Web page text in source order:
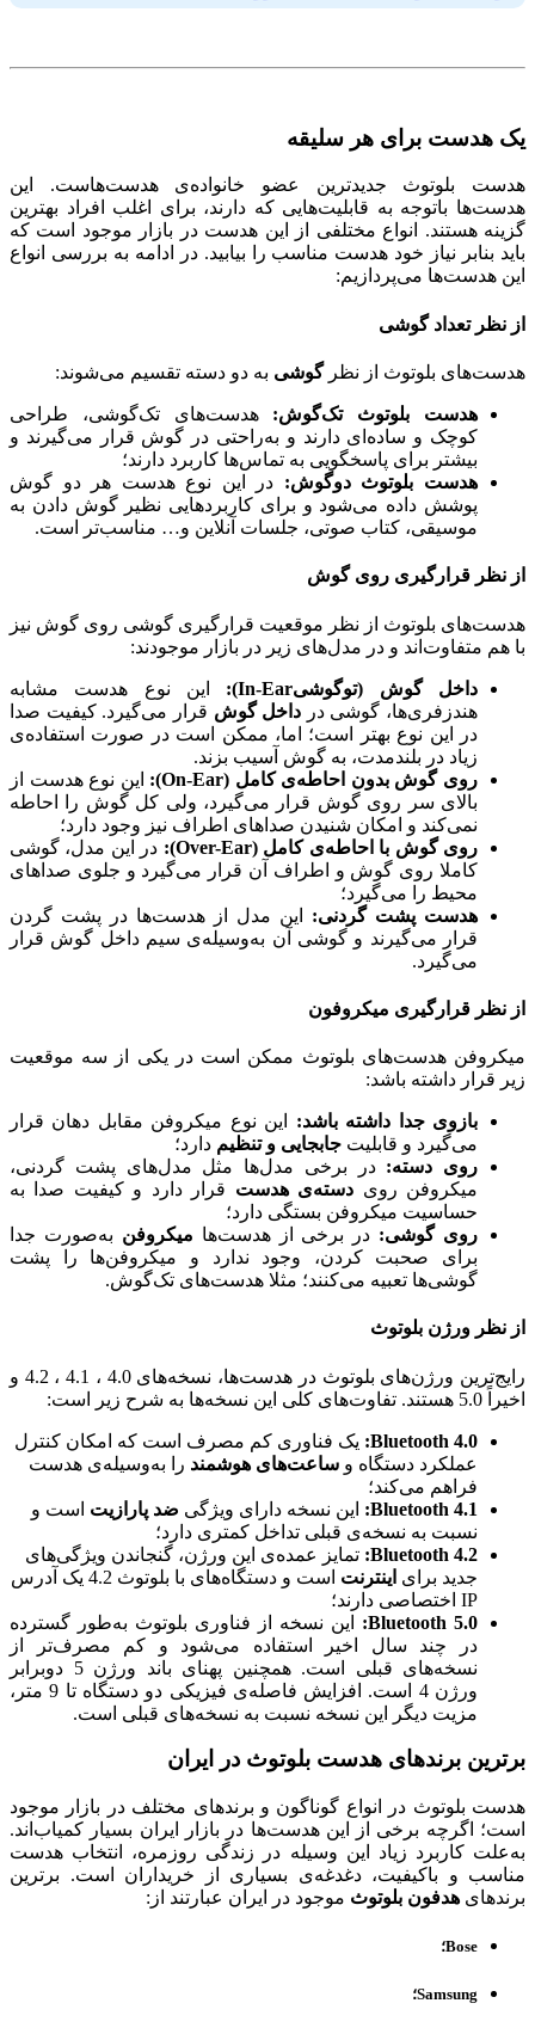
یک هدست برای هر سلیقه
هدست بلوتوث جدیدترین عضو خانواده‌ی هدست‌هاست. این
هدست‌ها باتوجه به قابلیت‌هایی که دارند، برای اغلب افراد بهترین
گزینه هستند. انواع مختلفی از این هدست در بازار موجود است که
باید بنابر نیاز خود هدست مناسب را بیابید. در ادامه به بررسی انواع
این هدست‌ها می‌پردازیم:
از نظر تعداد گوشی
هدست‌های بلوتوث از نظرگوشی به دو دسته تقسیم می‌شوند:
هدست بلوتوث تک‌گوش: هدست‌های تک‌گوشی، طراحی
کوچک و ساده‌ای دارند و به‌راحتی در گوش قرار می‌گیرند و
بیشتر برای پاسخگویی به تماس‌ها کاربرد دارند؛
هدست بلوتوث دوگوش: در این نوع هدست هر دو گوش
پوشش داده می‌شود و برای کاربردهایی نظیر گوش دادن به
موسیقی، کتاب صوتی، جلسات آنلاین و… مناسب‌تر است.
از نظر قرارگیری روی گوش
هدست‌های بلوتوث از نظر موقعیت قرارگیری گوشی روی گوش نیز
با هم متفاوت‌اند و در مدل‌های زیر در بازار موجودند:
داخل گوش (توگوشیIn-Ear):
این نوع هدست مشابه
هندزفری‌ها، گوشی در داخل گوش قرار می‌گیرد. کیفیت صدا
در این نوع بهتر است؛ اما، ممکن است در صورت استفاده‌ی
زیاد در بلندمدت، به گوش آسیب بزند.
روی گوش بدون احاطه‌ی کامل (On-Ear):
این نوع هدست از
بالای سر روی گوش قرار می‌گیرد، ولی کل گوش را احاطه
نمی‌کند و امکان شنیدن صداهای اطراف نیز وجود دارد؛
روی گوش با احاطه‌ی کامل (Over-Ear):
در این مدل، گوشی
کاملا روی گوش و اطراف آن قرار می‌گیرد و جلوی صداهای
محیط را می‌گیرد؛
هدست پشت گردنی: این مدل از هدست‌ها در پشت گردن
قرار می‌گیرند و گوشی آن به‌وسیله‌ی سیم داخل گوش قرار
می‌گیرد.
از نظر قرارگیری میکروفون
میکروفن هدست‌های بلوتوث ممکن است در یکی از سه موقعیت
زیر قرار داشته باشد:
بازوی جدا داشته باشد: این نوع میکروفن مقابل دهان قرار
می‌گیرد و قابلیت جابجایی و تنظیم دارد؛
روی دسته‌: در برخی مدل‌ها مثل مدل‌های پشت گردنی،
میکروفن روی دسته‌ی هدست قرار دارد و کیفیت صدا به
حساسیت میکروفن بستگی دارد؛
روی گوشی: در برخی از هدست‌ها میکروفن به‌صورت جدا
برای صحبت کردن، وجود ندارد و میکروفن‌ها را پشت
گوشی‌ها تعبیه می‌کنند؛ مثلا هدست‌های تک‌گوش.
از نظر ورژن بلوتوث
رایج‌ترین ورژن‌های بلوتوث در هدست‌ها، نسخه‌های 4.0 ، 4.1 ، 4.2 و
اخیراً 5.0 هستند. تفاوت‌های کلی این نسخه‌ها به شرح زیر است:
Bluetooth 4.0: یک فناوری کم مصرف است که امکان کنترل
عملکرد دستگاه و ساعت‌های هوشمند را به‌وسیله‌ی هدست
فراهم می‌کند؛
Bluetooth 4.1:
این نسخه دارای ویژگی ضد پارازیت است و
نسبت به نسخه‌ی قبلی تداخل کمتری دارد؛
Bluetooth 4.2: تمایز عمده‌ی این ورژن، گنجاندن ویژگی‌های
جدید برای اینترنت
است و دستگاه‌های با بلوتوث 4.2 یک آدرس
IP اختصاصی دارند؛
Bluetooth 5.0:
این نسخه از فناوری بلوتوث به‌طور گسترده
در چند سال اخیر استفاده می‌شود و کم مصرف‌تر از
نسخه‌های قبلی است. همچنین پهنای باند ورژن 5 دوبرابر
ورژن 4 است. افزایش فاصله‌ی فیزیکی دو دستگاه تا 9 متر،
مزیت دیگر این نسخه نسبت به نسخه‌های قبلی است.
برترین برندهای هدست بلوتوث در ایران
هدست بلوتوث در انواع گوناگون و برندهای مختلف در بازار موجود
است؛ اگرچه برخی از این هدست‌ها در بازار ایران بسیار کمیاب‌اند.
به‌علت کاربرد زیاد این وسیله در زندگی روزمره، انتخاب هدست
مناسب و باکیفیت، دغدغه‌ی بسیاری از خریداران است. برترین
برندهای هدفون بلوتوث موجود در ایران عبارتند از:
Bose؛
Samsung؛